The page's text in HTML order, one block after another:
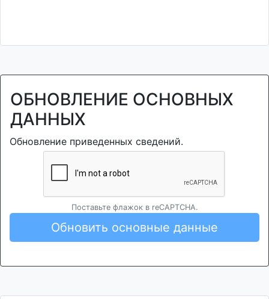
ОБНОВЛЕНИЕ ОСНОВНЫХ
ДАННЫХ
Обновление приведенных сведений.
Поставьте флажок в reCAPTCHA.
Обновить основные данные